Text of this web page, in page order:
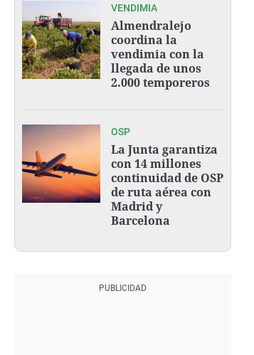
VENDIMIA
Almendralejo
coordina la
vendimia con la
llegada de unos
2.000 temporeros
OSP
La Junta garantiza
con 14 millones
continuidad de OSP
de ruta aérea con
Madrid y
Barcelona